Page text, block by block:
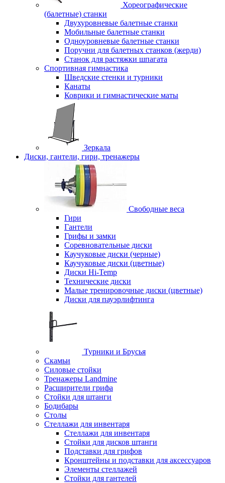
Хореографические
(балетные) станки
Двухуровневые балетные станки
Мобильные балетные станки
Одноуровневые балетные станки
Поручни для балетных станков (жерди)
Станок для растяжки шпагата
Спортивная гимнастика
Шведские стенки и турники
Канаты
Коврики и гимнастические маты
Зеркала
Диски, гантели, гири, тренажеры
Свободные веса
Гири
Гантели
Грифы и замки
Соревновательные диски
Каучуковые диски (черные)
Каучуковые диски (цветные)
Диски Hi-Temp
Технические диски
Малые тренировочные диски (цветные)
Диски для пауэрлифтинга
Турники и Брусья
Скамьи
Силовые стойки
Тренажеры Landmine
Расширители грифа
Стойки для штанги
Бодибары
Столы
Стеллажи для инвентаря
Стеллажи для инвентаря
Стойки для дисков штанги
Подставки для грифов
Кронштейны и подставки для аксессуаров
Элементы стеллажей
Стойки для гантелей